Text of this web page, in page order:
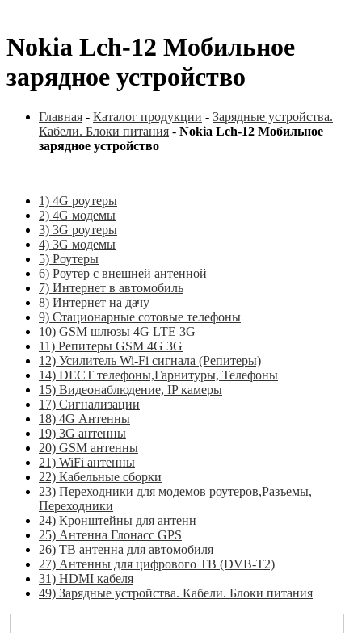
Nokia Lch-12 Мобильное
зарядное устройство
Главная - Каталог продукции - Зарядные устройства.
Кабели. Блоки питания - Nokia Lch-12 Мобильное
зарядное устройство
1) 4G роутеры
2) 4G модемы
3) 3G роутеры
4) 3G модемы
5) Роутеры
6) Роутер с внешней антенной
7) Интернет в автомобиль
8) Интернет на дачу
9) Стационарные сотовые телефоны
10) GSM шлюзы 4G LTE 3G
11) Репитеры GSM 4G 3G
12) Усилитель Wi-Fi сигнала (Репитеры)
14) DECT телефоны,Гарнитуры, Телефоны
15) Видеонаблюдение, IP камеры
17) Сигнализации
18) 4G Антенны
19) 3G антенны
20) GSM антенны
21) WiFi антенны
22) Кабельные сборки
23) Переходники для модемов роутеров,Разъемы,
Переходники
24) Кронштейны для антенн
25) Антенна Глонасс GPS
26) ТВ антенна для автомобиля
27) Антенны для цифрового ТВ (DVB-T2)
31) HDMI кабеля
49) Зарядные устройства. Кабели. Блоки питания